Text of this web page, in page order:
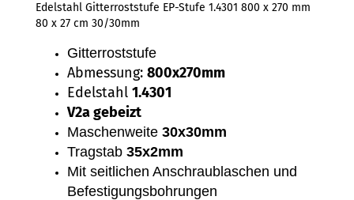
Edelstahl Gitterroststufe EP-Stufe 1.4301 800 x 270 mm
80 x 27 cm 30/30mm
Gitterroststufe
Abmessung: 800x270mm
Edelstahl 1.4301
V2a gebeizt
Maschenweite 30x30mm
Tragstab 35x2mm
Mit seitlichen Anschraublaschen und
Befestigungsbohrungen